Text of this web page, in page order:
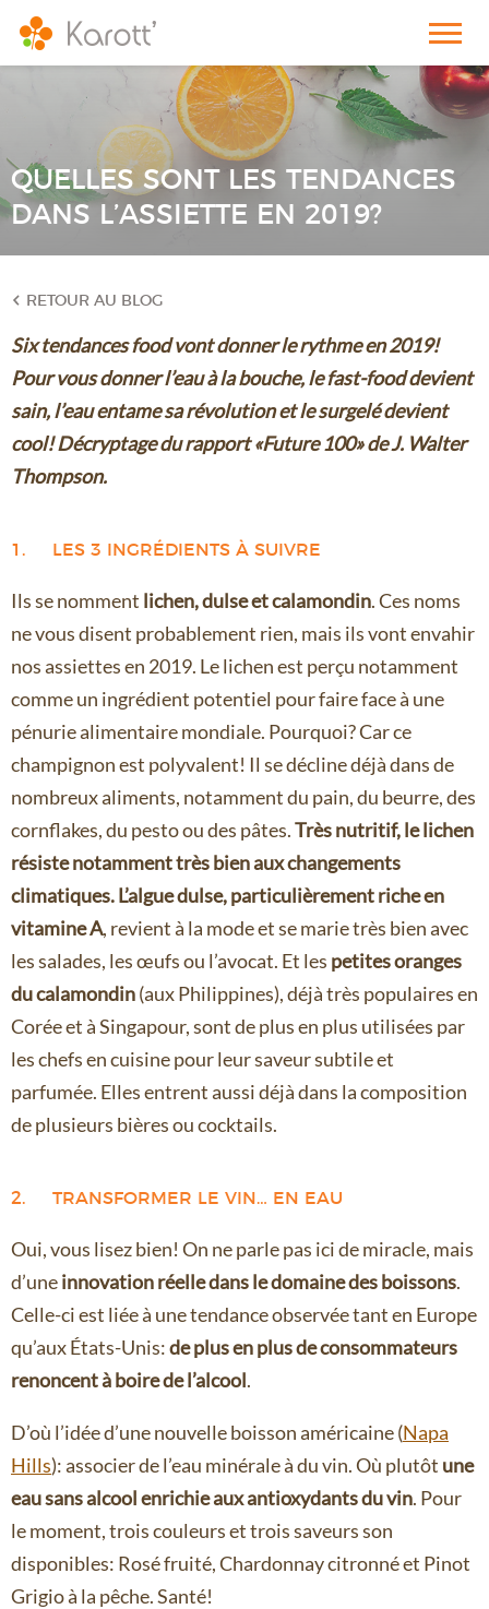
QUELLES SONT LES TENDANCES
DANS L’ASSIETTE EN 2019?
RETOUR AU BLOG
Six tendances food vont donner le rythme en 2019!
Pour vous donner l’eau à la bouche, le fast-food devient
sain, l’eau entame sa révolution et le surgelé devient
cool! Décryptage du rapport «Future 100» de J. Walter
Thompson.
1. LES 3 INGRÉDIENTS À SUIVRE
Ils se nomment lichen, dulse et calamondin. Ces noms
ne vous disent probablement rien, mais ils vont envahir
nos assiettes en 2019. Le lichen est perçu notamment
comme un ingrédient potentiel pour faire face à une
pénurie alimentaire mondiale. Pourquoi? Car ce
champignon est polyvalent! Il se décline déjà dans de
nombreux aliments, notamment du pain, du beurre, des
cornflakes, du pesto ou des pâtes.Très nutritif, le lichen
résiste notamment très bien aux changements
climatiques. L’algue dulse, particulièrement riche en
vitamine A, revient à la mode et se marie très bien avec
les salades, les œufs ou l’avocat. Et les petites oranges
du calamondin(aux Philippines), déjà très populaires en
Corée et à Singapour, sont de plus en plus utilisées par
les chefs en cuisine pour leur saveur subtile et
parfumée. Elles entrent aussi déjà dans la composition
de plusieurs bières ou cocktails.
2. TRANSFORMER LE VIN… EN EAU
Oui, vous lisez bien! On ne parle pas ici de miracle, mais
d’uneinnovation réelle dans le domaine des boissons.
Celle-ci est liée à une tendance observée tant en Europe
qu’aux États-Unis:de plus en plus de consommateurs
renoncent à boire de l’alcool.
D’où l’idée d’une nouvelle boisson américaine (Napa
Hills): associer de l’eau minérale à du vin. Où plutôt une
eau sans alcool enrichie aux antioxydants du vin. Pour
le moment, trois couleurs et trois saveurs son
disponibles: Rosé fruité, Chardonnay citronné et Pinot
Grigio à la pêche. Santé!